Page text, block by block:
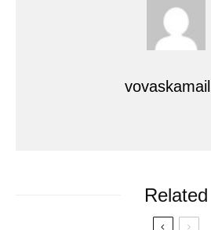
vovaskamail
Related